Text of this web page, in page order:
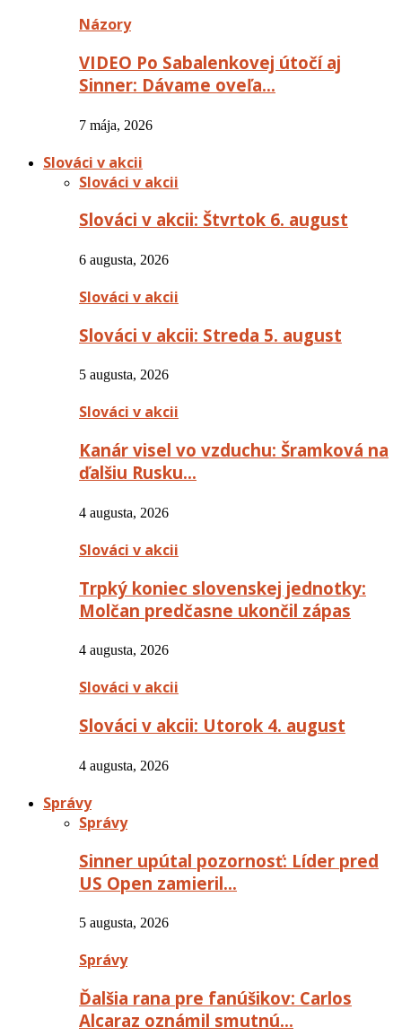
Názory
VIDEO Po Sabalenkovej útočí aj
Sinner: Dávame oveľa…
7 mája, 2026
Slováci v akcii
Slováci v akcii
Slováci v akcii: Štvrtok 6. august
6 augusta, 2026
Slováci v akcii
Slováci v akcii: Streda 5. august
5 augusta, 2026
Slováci v akcii
Kanár visel vo vzduchu: Šramková na
ďalšiu Rusku…
4 augusta, 2026
Slováci v akcii
Trpký koniec slovenskej jednotky:
Molčan predčasne ukončil zápas
4 augusta, 2026
Slováci v akcii
Slováci v akcii: Utorok 4. august
4 augusta, 2026
Správy
Správy
Sinner upútal pozornosť: Líder pred
US Open zamieril…
5 augusta, 2026
Správy
Ďalšia rana pre fanúšikov: Carlos
Alcaraz oznámil smutnú…